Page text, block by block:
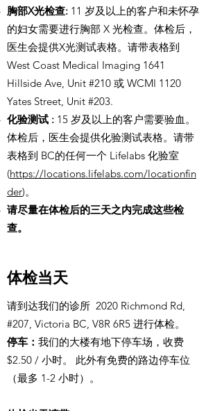
胸部X光检查: 11 岁及以上的客户和未怀孕
的妇女需要进行胸部 X 光检查。体检后，
医生会提供X光测试表格。请带表格到
West Coast Medical Imaging 1641
Hillside Ave, Unit #210 或 WCMI 1120
Yates Street, Unit #203.
化验测试 : 15 岁及以上的客户需要验血。
体检后，医生会提供化验测试表格。请带
表格到 BC的任何一个 Lifelabs 化验室
(https://locations.lifelabs.com/locationfin
der)。
请尽量在体检后的三天之内完成这些检
查。
体检当天
请到达我们的诊所 2020 Richmond Rd,
#207, Victoria BC, V8R 6R5 进行体检。
停车： 我们的大楼有地下停车场，收费
$2.50 / 小时。 此外有免费的路边停车位
（最多 1-2 小时）。